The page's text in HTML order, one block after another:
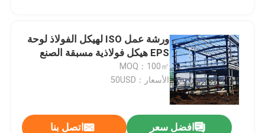
ورشة عمل ISO لهيكل الفولاذ لوحة
EPS هيكل فولاذية مسبقة الصنع
MOQ：100㎡
الأسعار：50USD
افضل سعر اتصل بنا